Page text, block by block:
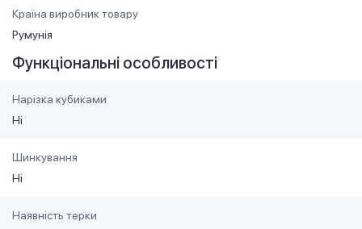
Країна виробник товару
Румунія
Функціональні особливості
Нарізка кубиками
Ні
Шинкування
Ні
Наявність терки